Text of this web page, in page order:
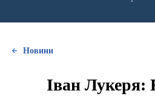
Новини
Іван Лукеря: